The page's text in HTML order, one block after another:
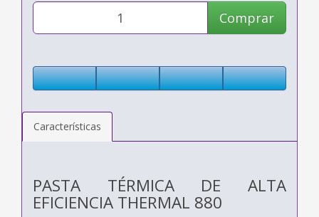
Comprar
Características
PASTA TÉRMICA DE ALTA
EFICIENCIA THERMAL 880